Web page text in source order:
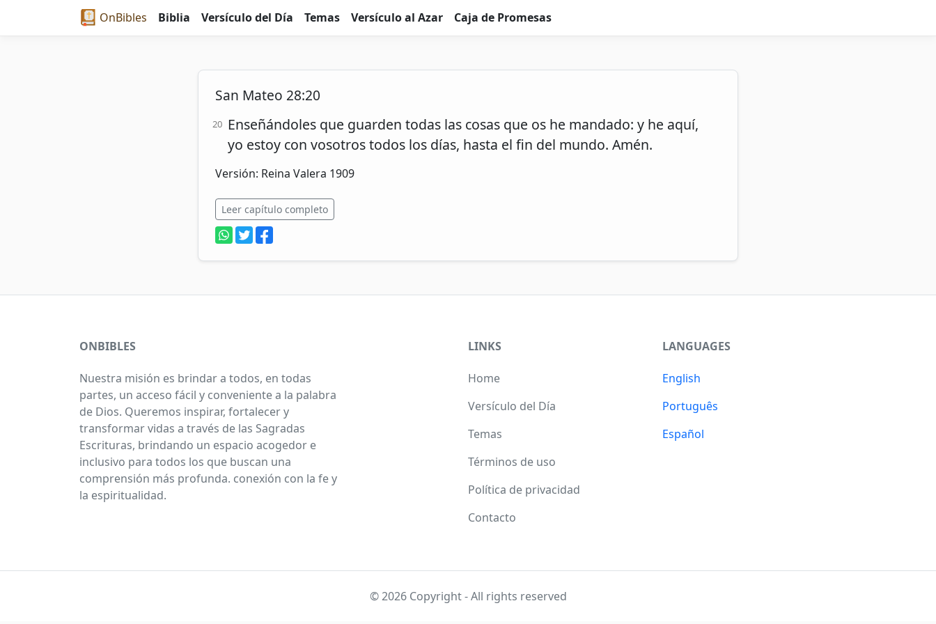
OnBibles Biblia Versículo del Día Temas Versículo al Azar Caja de Promesas
San Mateo 28:20
20 Enseñándoles que guarden todas las cosas que os he mandado: y he aquí,
yo estoy con vosotros todos los días, hasta el fin del mundo. Amén.
Versión: Reina Valera 1909
Leer capítulo completo
ONBIBLES
Nuestra misión es brindar a todos, en todas
partes, un acceso fácil y conveniente a la palabra
de Dios. Queremos inspirar, fortalecer y
transformar vidas a través de las Sagradas
Escrituras, brindando un espacio acogedor e
inclusivo para todos los que buscan una
comprensión más profunda. conexión con la fe y
la espiritualidad.
LINKS
Home
Versículo del Día
Temas
Términos de uso
Política de privacidad
Contacto
LANGUAGES
English
Português
Español
© 2026 Copyright - All rights reserved